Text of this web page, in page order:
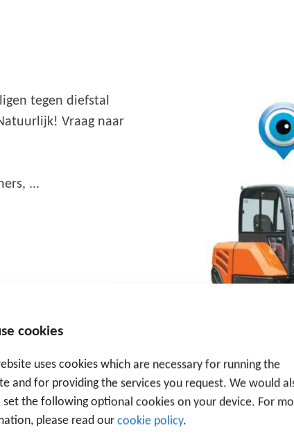
cookies
uses cookies which are necessary for running the
and for providing the services you request. We would
set the following optional cookies on your device. For
please read our cookie policy.
tegen diefstal
Vraag naar
...
stellingen,
trace-systemen?
uw maat – gratis en vrijblijvend.